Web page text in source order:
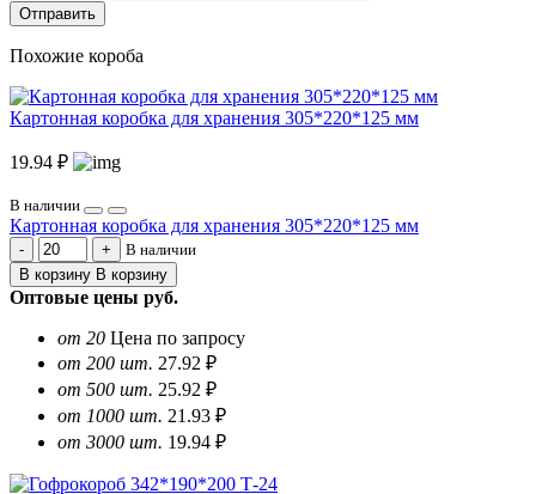
Отправить
Похожие короба
Картонная коробка для хранения 305*220*125 мм
19.94 ₽
В наличии
Картонная коробка для хранения 305*220*125 мм
В наличии
В корзину В корзину
Оптовые цены руб.
от 20 Цена по запросу
от 200 шт. 27.92 ₽
от 500 шт. 25.92 ₽
от 1000 шт. 21.93 ₽
от 3000 шт. 19.94 ₽